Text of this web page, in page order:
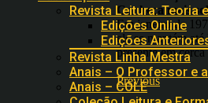
Revista Leitura: Teoria
Edições Online
Edições
Revista Linha Mestra
Anais – O Professor e
Anais – COLE
Conheça mais
Em janeiro de
ele se mantém
presente em
Previous